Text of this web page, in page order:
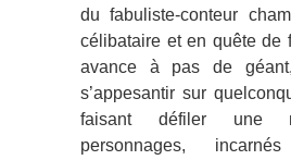
du fabuliste-conteur
célibataire et en quête de
avance à pas de
s’appesantir sur
faisant défiler une
personnages,